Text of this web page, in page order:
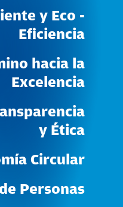
y Eco -
Eficiencia
hacia la
Excelencia
y Ética
Circular
Personas